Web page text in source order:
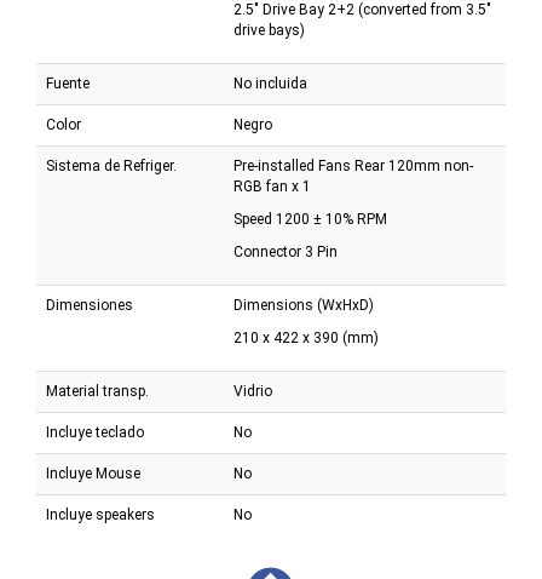
2.5" Drive Bay 2+2 (converted from 3.5"
drive bays)
Fuente No incluida
Color Negro
Sistema de Refriger.
Pre-installed Fans Rear 120mm non-
RGB fan x 1
Speed 1200 ± 10% RPM
Connector 3 Pin
Dimensiones
Dimensions (WxHxD)
210 x 422 x 390 (mm)
Material transp. Vidrio
Incluye teclado No
Incluye Mouse No
Incluye speakers No